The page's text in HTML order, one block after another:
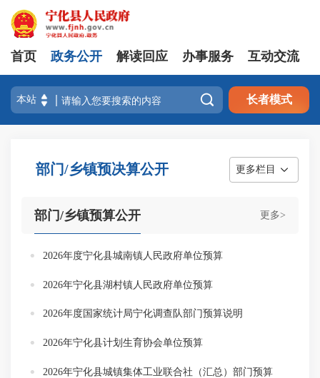
首页 政务公开 解读回应 办事服务 互动交流
 长者模式
部门/乡镇预决算公开 更多栏目
更多>
部门/乡镇预算公开
2026年度宁化县城南镇人民政府单位预算
2026年宁化县湖村镇人民政府单位预算
2026年度国家统计局宁化调查队部门预算说明
2026年宁化县计划生育协会单位预算
2026年宁化县城镇集体工业联合社（汇总）部门预算